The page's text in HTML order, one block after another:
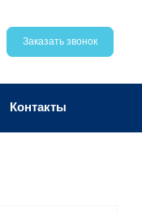
Заказать звонок
Контакты